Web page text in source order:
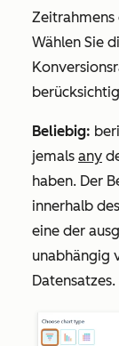
Zeitrahmens
Wählen Sie
Beliebig:
jemals any
haben. Der
innerhalb
eine der
unabhängig
Datensatzes.